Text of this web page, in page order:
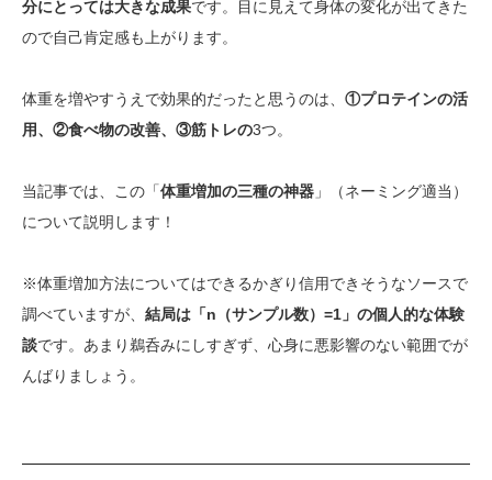
分にとっては大きな成果です。目に見えて身体の変化が出てきた
ので自己肯定感も上がります。
体重を増やすうえで効果的だったと思うのは、 ①プロテインの活
用、②食べ物の改善、③筋トレの3つ。
当記事では、この「体重増加の三種の神器 」（ネーミング適当）
について説明します！
※体重増加方法についてはできるかぎり信用できそうなソースで
調べていますが、 結局は「n（サンプル数）=1」の個人的な体験
談です。あまり鵜呑みにしすぎず、心身に悪影響のない範囲でが
んばりましょう。